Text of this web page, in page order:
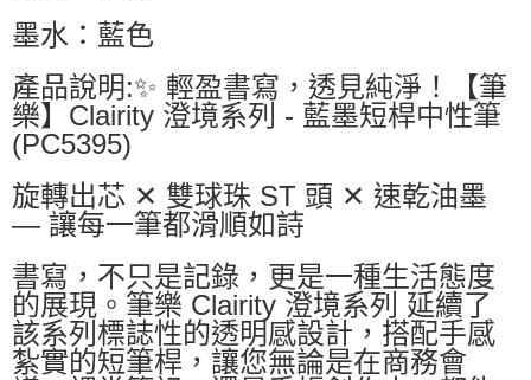
墨水：藍色
產品說明:✨ 輕盈書寫，透見純淨！【筆
樂】Clairity 澄境系列 - 藍墨短桿中性筆
(PC5395)
旋轉出芯 ✕ 雙球珠 ST 頭 ✕ 速乾油墨
— 讓每一筆都滑順如詩
書寫，不只是記錄，更是一種生活態度
的展現。筆樂 Clairity 澄境系列 延續了
該系列標誌性的透明感設計，搭配手感
紮實的短筆桿，讓您無論是在商務會